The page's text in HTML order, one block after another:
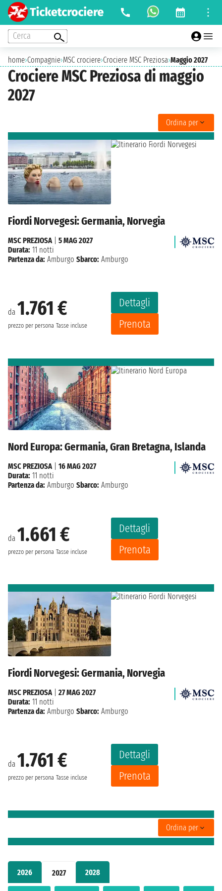
Cerca
home›Compagnie›MSC crociere›Crociere MSC Preziosa›Maggio 2027
Crociere MSC Preziosa di maggio
2027
2026 2027 2028
Ordina per
Fiordi Norvegesi: Germania, Norvegia
da 1.761 €
prezzo per persona Tasse incluse
Dettagli
Prenota
MSC PREZIOSA
5 MAG 2027
Durata: 11 notti
Partenza da: Amburgo Sbarco: Amburgo
Nord Europa: Germania, Gran Bretagna, Islanda
da 1.661 €
prezzo per persona Tasse incluse
Dettagli
Prenota
MSC PREZIOSA| 16 MAG 2027
Durata: 11 notti
Partenza da: Amburgo Sbarco: Amburgo
Fiordi Norvegesi: Germania, Norvegia
da 1.761 €
prezzo per persona Tasse incluse
Dettagli
Prenota
MSC PREZIOSA| 27 MAG 2027
Durata: 11 notti
Partenza da: Amburgo Sbarco: Amburgo
Ordina per